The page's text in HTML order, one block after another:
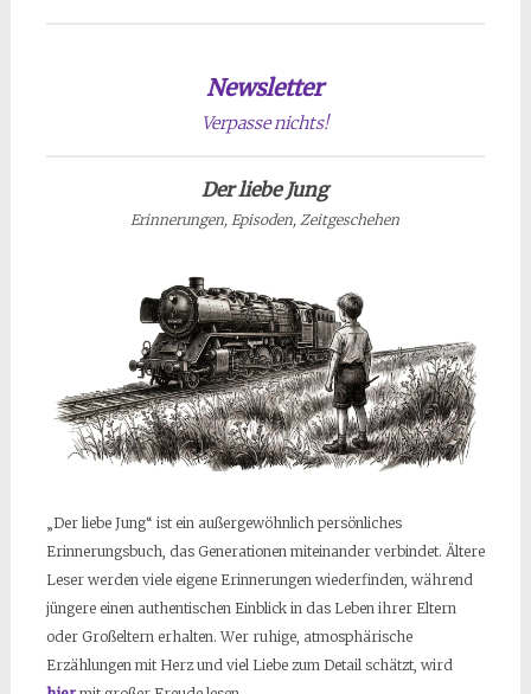
Newsletter
Verpasse nichts!
Der liebe Jung
Erinnerungen, Episoden, Zeitgeschehen
„Der liebe Jung“ ist ein außergewöhnlich persönliches
Erinnerungsbuch, das Generationen miteinander verbindet. Ältere
Leser werden viele eigene Erinnerungen wiederfinden, während
jüngere einen authentischen Einblick in das Leben ihrer Eltern
oder Großeltern erhalten. Wer ruhige, atmosphärische
Erzählungen mit Herz und viel Liebe zum Detail schätzt, wird